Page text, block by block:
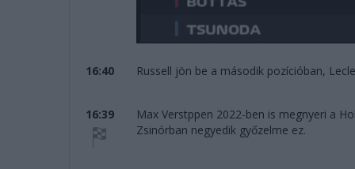
16:40 Russell jön be a második pozícióban,
16:39
Max Verstppen 2022-ben is megnyeri a
Zsinórban negyedik győzelme ez.